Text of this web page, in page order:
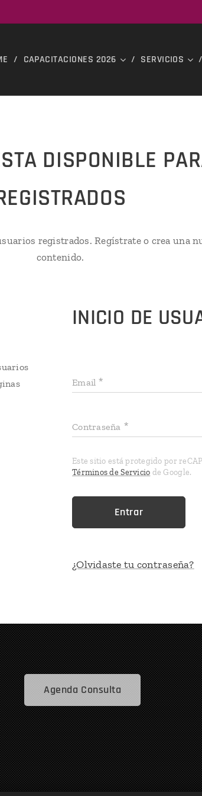
CAPACITACIONES 2026 SERVICIOS
DISPONIBLE
registrados. Regístrate o crea una
contenido.
INICIO DE
Email
Contraseña
Este sitio está protegido por
Términos de Servicio de Google.
Entrar
¿Olvidaste tu contraseña?
Agenda Consulta